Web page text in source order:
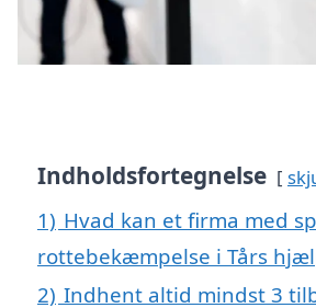
Indholdsfortegnelse
1) Hvad kan et firma med
rottebekæmpelse i Tårs
2) Indhent altid mindst 3